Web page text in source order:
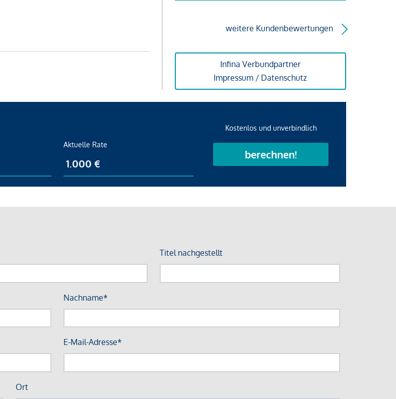
weitere Kundenbewertungen
Infina Verbundpartner
Impressum / Datenschutz
Aktuelle Rate
Kostenlos und unverbindlich
berechnen!